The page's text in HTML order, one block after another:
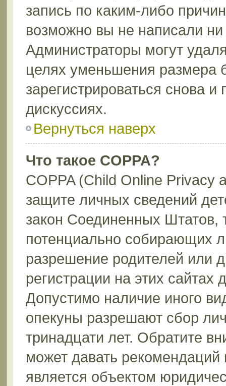
запись по каким-либо
возможно вы не написали
Администраторы могут
целях уменьшения размера
зарегистрироваться снова и
дискуссиях.
Вернуться наверх
Что такое COPPA?
COPPA (Child Online Privacy
защите личных сведений
закон Соединенных Штатов,
потенциально собирающих
разрешение родителей или
регистрации на этих
Допустимо наличие иного
опекуны разрешают сбор
тринадцати лет. Обратите
может давать
является объектом